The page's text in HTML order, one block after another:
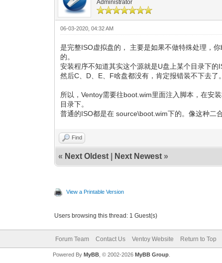
Administrator
06-03-2020, 04:32 AM
是完整ISO虚拟盘的， 主要是如果不做特殊处理，
的。
安装程序不知道其实这个源就是U盘上某个目录下
然后C、D、E、F啥盘都没有，肯定报错装不下去了。
所以，Ventoy需要往boot.wim里面注入脚本，在安
目录下。
普通的ISO都是在 source\boot.wim下的。像这种二
Find
« Next Oldest Next Newest »
View a Printable Version
Users browsing this thread: 1 Guest(s)
Forum Team Contact Us Ventoy Website Return to Top
Powered By MyBB, © 2002-2026 MyBB Group.